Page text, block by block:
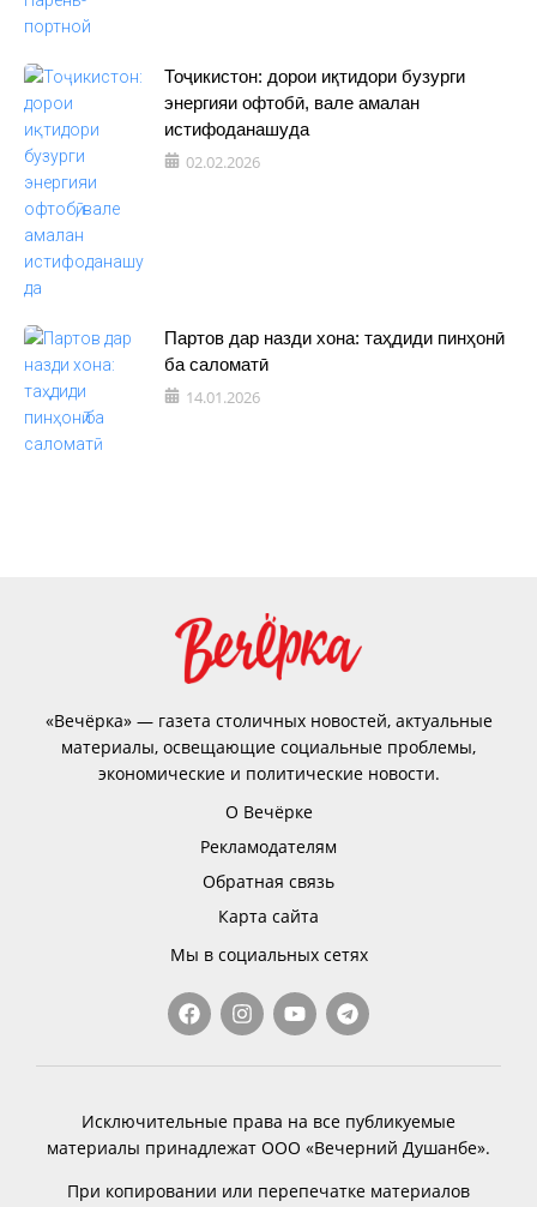
Тоҷикистон: дорои иқтидори бузурги
энергияи офтобӣ, вале амалан
истифоданашуда
02.02.2026
Партов дар назди хона: таҳдиди пинҳонӣ
ба саломатӣ
14.01.2026
«Вечёрка» — газета столичных новостей, актуальные
материалы, освещающие социальные проблемы,
экономические и политические новости.
О Вечёрке
Рекламодателям
Обратная связь
Карта сайта
Мы в социальных сетях
Исключительные права на все публикуемые
материалы принадлежат ООО «Вечерний Душанбе».
При копировании или перепечатке материалов